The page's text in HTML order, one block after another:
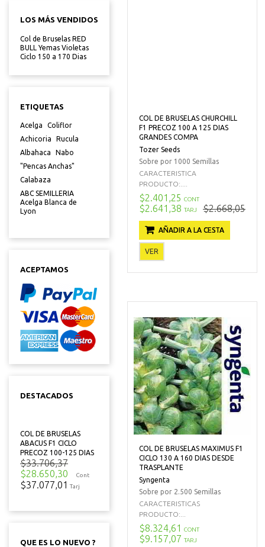
LOS MÁS VENDIDOS
Col de Bruselas RED
BULL Yemas Violetas
Ciclo 150 a 170 Dias
ETIQUETAS
Acelga
Coliflor
Achicoria
Rucula
Albahaca
Nabo
"Pencas Anchas"
Calabaza
ABC SEMILLERIA
Acelga Blanca de
Lyon
ACEPTAMOS
DESTACADOS
COL DE BRUSELAS
ABACUS F1 CICLO
PRECOZ 100-125 DIAS
$33.706,37
$28.650,30
Cont
$37.077,01 Tarj
QUE ES LO NUEVO ?
COL DE BRUSELAS CHURCHILL
F1 PRECOZ 100 A 125 DIAS
GRANDES COMPA
Tozer Seeds
Sobre por 1000 Semillas
CARACTERISTICA
PRODUCTO:....
$2.401,25 CONT
$2.641,38 TARJ $2.668,05
AÑADIR A LA CESTA
VER
COL DE BRUSELAS MAXIMUS F1
CICLO 130 A 160 DIAS DESDE
TRASPLANTE
Syngenta
Sobre por 2.500 Semillas
CARACTERISTICAS
PRODUCTO:...
$8.324,61 CONT
$9.157,07 TARJ